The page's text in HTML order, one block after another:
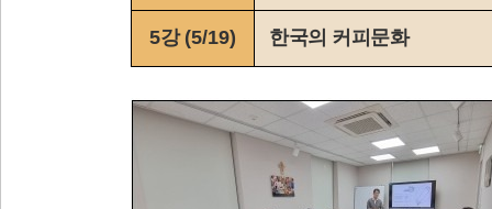
5강 (5/19) 한국의 커피문화